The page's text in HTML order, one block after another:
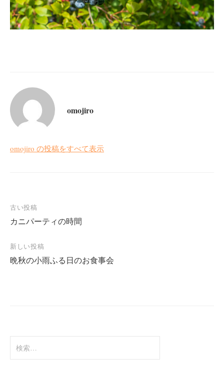
omojiro
omojiro の投稿をすべて表示
投
稿
ナ
ビ
古い投稿
カニパーティの時間
新しい投稿
晩秋の小雨ふる日のお食事会
索: